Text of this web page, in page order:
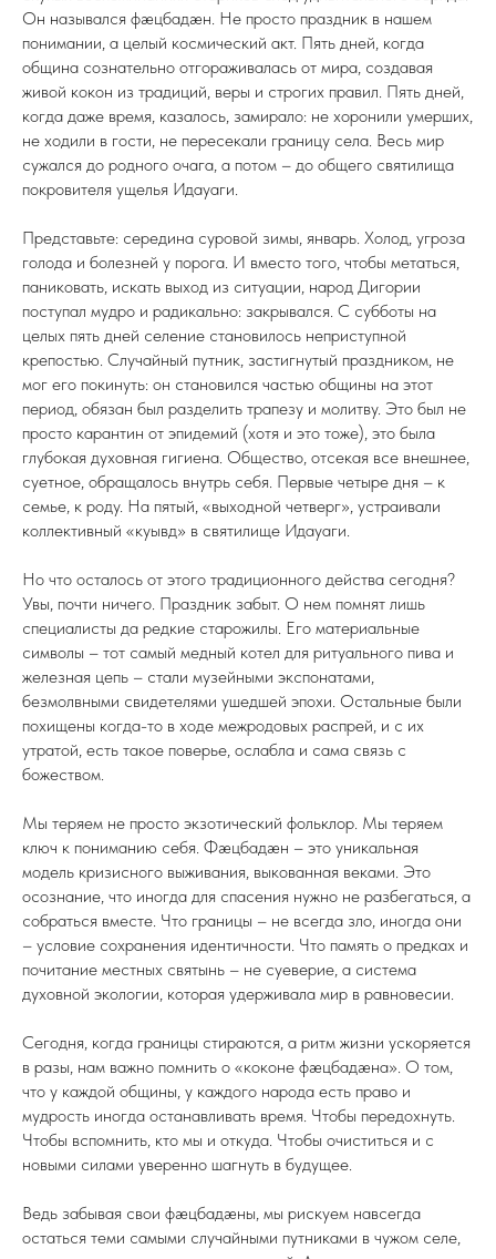
Он назывался фæцбадæн. Не просто праздник в нашем
понимании, а целый космический акт. Пять дней, когда
община сознательно отгораживалась от мира, создавая
живой кокон из традиций, веры и строгих правил. Пять дней,
когда даже время, казалось, замирало: не хоронили умерших,
не ходили в гости, не пересекали границу села. Весь мир
сужался до родного очага, а потом – до общего святилища
покровителя ущелья Идауаги.
Представьте: середина суровой зимы, январь. Холод, угроза
голода и болезней у порога. И вместо того, чтобы метаться,
паниковать, искать выход из ситуации, народ Дигории
поступал мудро и радикально: закрывался. С субботы на
целых пять дней селение становилось неприступной
крепостью. Случайный путник, застигнутый праздником, не
мог его покинуть: он становился частью общины на этот
период, обязан был разделить трапезу и молитву. Это был не
просто карантин от эпидемий (хотя и это тоже), это была
глубокая духовная гигиена. Общество, отсекая все внешнее,
суетное, обращалось внутрь себя. Первые четыре дня – к
семье, к роду. На пятый, «выходной четверг», устраивали
коллективный «куывд» в святилище Идауаги.
Но что осталось от этого традиционного действа сегодня?
Увы, почти ничего. Праздник забыт. О нем помнят лишь
специалисты да редкие старожилы. Его материальные
символы – тот самый медный котел для ритуального пива и
железная цепь – стали музейными экспонатами,
безмолвными свидетелями ушедшей эпохи. Остальные были
похищены когда-то в ходе межродовых распрей, и с их
утратой, есть такое поверье, ослабла и сама связь с
божеством.
Мы теряем не просто экзотический фольклор. Мы теряем
ключ к пониманию себя. Фæцбадæн – это уникальная
модель кризисного выживания, выкованная веками. Это
осознание, что иногда для спасения нужно не разбегаться, а
собраться вместе. Что границы – не всегда зло, иногда они
– условие сохранения идентичности. Что память о предках и
почитание местных святынь – не суеверие, а система
духовной экологии, которая удерживала мир в равновесии.
Сегодня, когда границы стираются, а ритм жизни ускоряется
в разы, нам важно помнить о «коконе фæцбадæна». О том,
что у каждой общины, у каждого народа есть право и
мудрость иногда останавливать время. Чтобы передохнуть.
Чтобы вспомнить, кто мы и откуда. Чтобы очиститься и с
новыми силами уверенно шагнуть в будущее.
Ведь забывая свои фæцбадæны, мы рискуем навсегда
остаться теми самыми случайными путниками в чужом селе,